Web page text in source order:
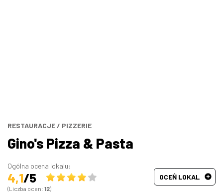
Hiszpańska
Francuska
RESTAURACJE / PIZZERIE
Gino's Pizza & Pasta
Ogólna ocena lokalu:
4,1/5
(Liczba ocen: 12)
OCEŃ LOKAL